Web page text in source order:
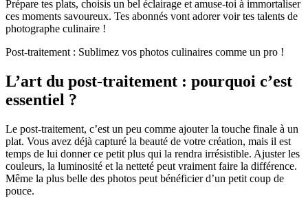
Prépare tes plats, choisis un bel éclairage et amuse-toi à immortaliser
ces moments savoureux. Tes abonnés vont adorer voir tes talents de
photographe culinaire !
Post-traitement : Sublimez vos photos culinaires comme un pro !
L’art du post-traitement : pourquoi c’est
essentiel ?
Le post-traitement, c’est un peu comme ajouter la touche finale à un
plat. Vous avez déjà capturé la beauté de votre création, mais il est
temps de lui donner ce petit plus qui la rendra irrésistible. Ajuster les
couleurs, la luminosité et la netteté peut vraiment faire la différence.
Même la plus belle des photos peut bénéficier d’un petit coup de
pouce.